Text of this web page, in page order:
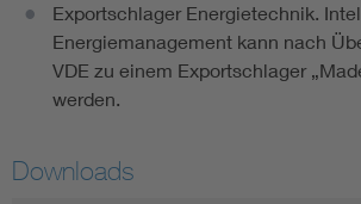
Exportschlager Energietechnik.
Energiemanagement kann nach
VDE zu einem Exportschlager
werden.
Downloads